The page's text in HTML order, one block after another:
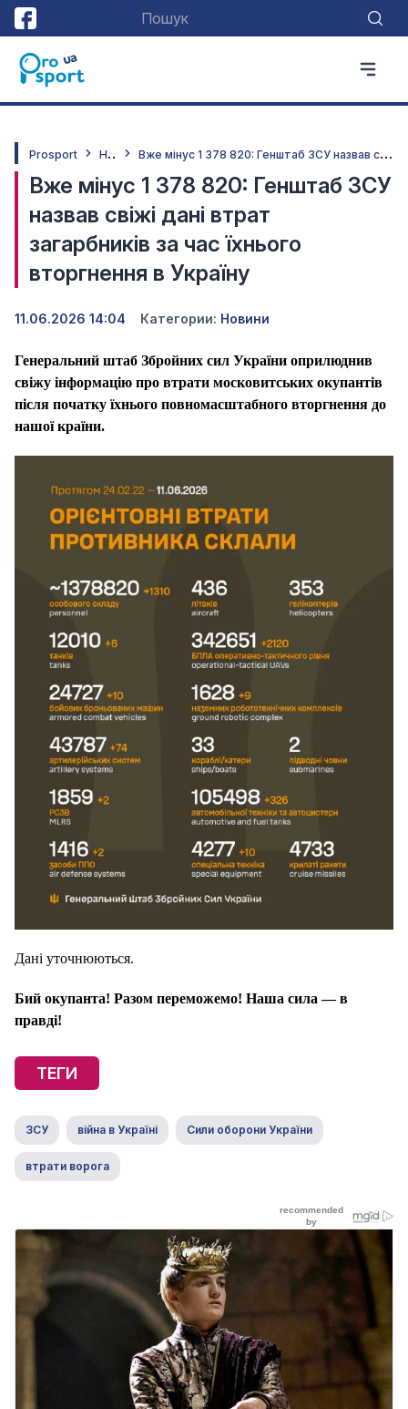
Prosport Н
овини В
же мінус 1 378 820: Генштаб ЗСУ назвав свіжі дані втрат загарбників за час їхнього вторгнення в Україну
Вже мінус 1 378 820: Генштаб ЗСУ
назвав свіжі дані втрат
загарбників за час їхнього
вторгнення в Україну
11.06.2026 14:04 Категории: Новини
Генеральний штаб Збройних сил України оприлюднив
свіжу інформацію про втрати московитських окупантів
після початку їхнього повномасштабного вторгнення до
нашої країни.
Дані уточнюються.
Бий окупанта! Разом переможемо! Наша сила — в
правді!
ТЕГИ
ЗСУ війна в Україні Сили оборони України
втрати ворога